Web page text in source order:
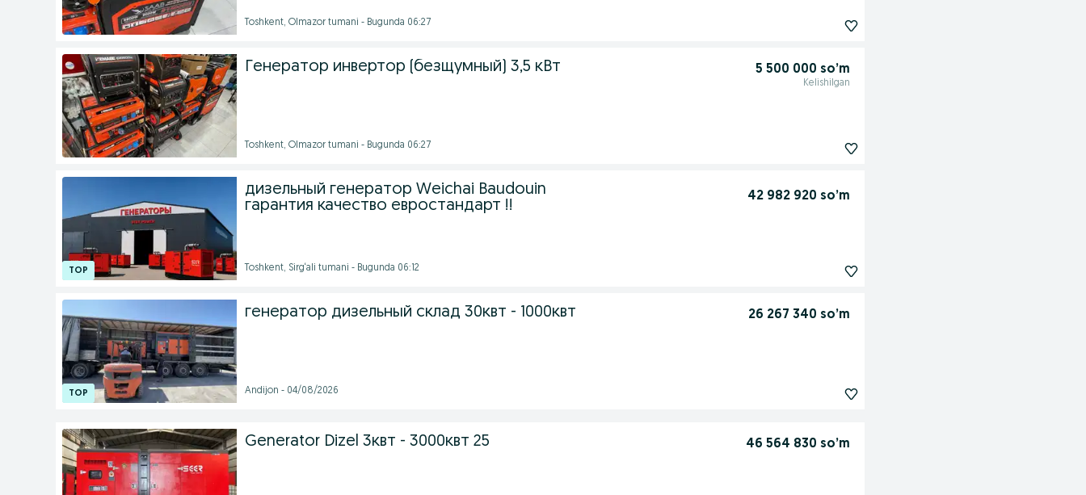
Toshkent, Olmazor tumani - Bugunda 06:27
Генератор инвертор (безщумный) 3,5 кВт 5 500 000 so’m
Kelishilgan
Toshkent, Olmazor tumani - Bugunda 06:27
дизельный генератор Weichai Baudouin
гарантия качество евростандарт !!
42 982 920 so’m
Toshkent, Sirg‘ali tumani - Bugunda 06:12
генератор дизельный склад 30квт - 1000квт 26 267 340 so’m
Andijon - 04/08/2026
Generator Dizel 3квт - 3000квт 25 46 564 830 so’m